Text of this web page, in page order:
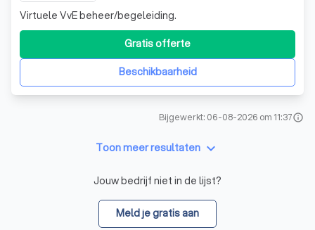
Virtuele VvE beheer/begeleiding.
Beschikbaarheid
Gratis offerte
Bijgewerkt: 06-08-2026 om 11:37info
Toon meer resultaten keyboard_arrow_down
Jouw bedrijf niet in de lijst?
Meld je gratis aan